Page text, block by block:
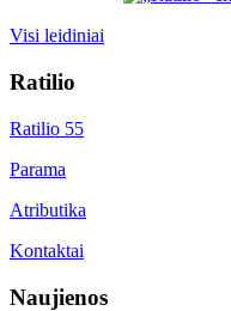
Visi leidiniai
Ratilio
Ratilio 55
Parama
Atributika
Kontaktai
Naujienos